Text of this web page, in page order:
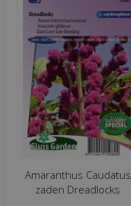
Amaranthus Caudatus
zaden Dreadlocks